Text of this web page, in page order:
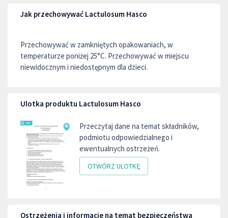
Jak przechowywać Lactulosum Hasco
Przechowywać w zamkniętych opakowaniach, w
temperaturze poniżej 25°C. Przechowywać w miejscu
niewidocznym i niedostępnym dla dzieci.
Ulotka produktu Lactulosum Hasco
Przeczytaj dane na temat składników,
podmiotu odpowiedzialnego i
ewentualnych ostrzeżeń.
OTWÓRZ ULOTKĘ
Ostrzeżenia i informacje na temat bezpieczeństwa